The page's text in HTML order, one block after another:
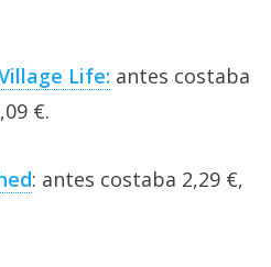
Life: antes costaba
€.
: antes costaba 2,29 €,